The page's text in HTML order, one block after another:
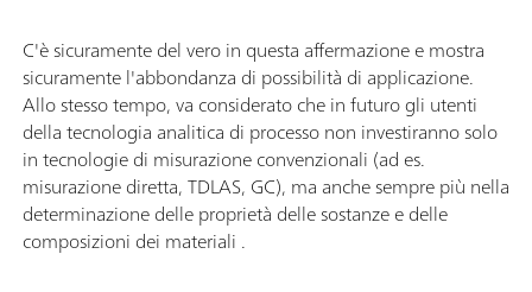
C'è sicuramente del vero in questa affermazione e mostra
sicuramente l'abbondanza di possibilità di applicazione.
Allo stesso tempo, va considerato che in futuro gli utenti
della tecnologia analitica di processo non investiranno solo
in tecnologie di misurazione convenzionali (ad es.
misurazione diretta, TDLAS, GC), ma anche sempre più nella
determinazione delle proprietà delle sostanze e delle
composizioni dei materiali .